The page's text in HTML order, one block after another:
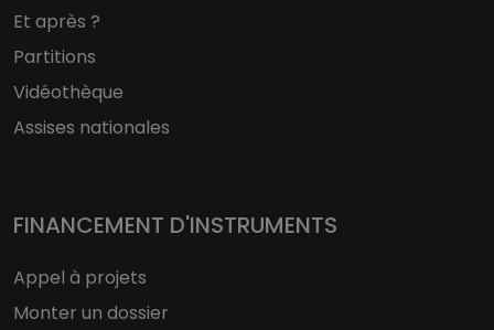
Et après ?
Partitions
Vidéothèque
Assises nationales
FINANCEMENT D'INSTRUMENTS
Appel à projets
Monter un dossier